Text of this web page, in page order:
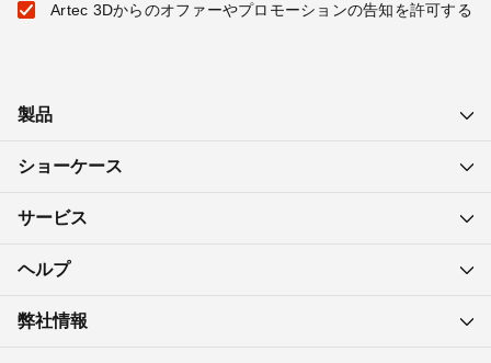
Artec 3Dからのオファーやプロモーションの告知を許可する
製品
ショーケース
サービス
ヘルプ
弊社情報